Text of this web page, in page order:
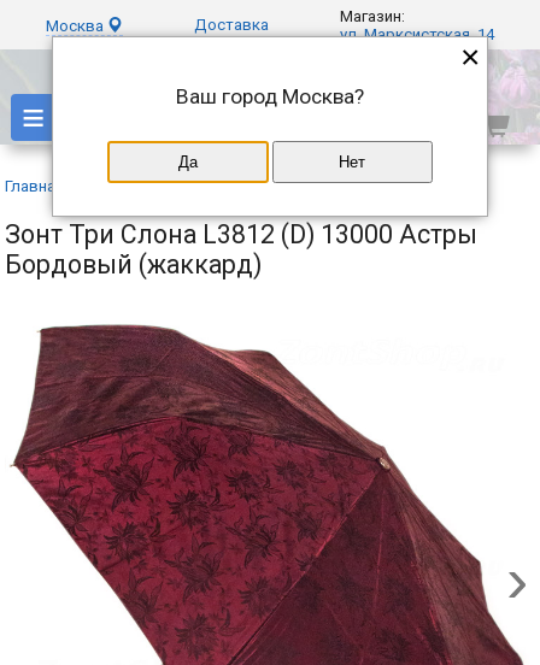
Москва Доставка
Магазин:
ул. Марксистская, 14
≡
Главная Каталог» Три слона»
Зонт Три Слона L3812 (D) 13000 Астры
Бордовый (жаккард)
×
Ваш город Москва?
Да Нет